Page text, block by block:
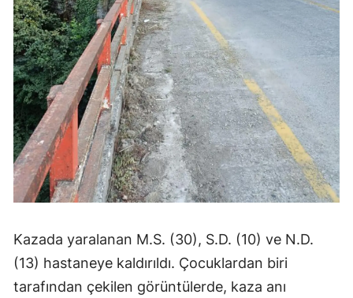
Kazada yaralanan M.S. (30), S.D. (10) ve N.D.
(13) hastaneye kaldırıldı. Çocuklardan biri
tarafından çekilen görüntülerde, kaza anı